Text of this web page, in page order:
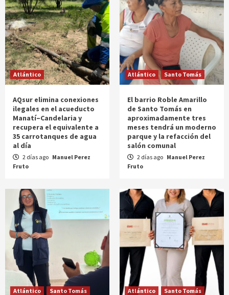
Atlántico
AQsur elimina conexiones
ilegales en el acueducto
Manatí–Candelaria y
recupera el equivalente a
35 carrotanques de agua
al día
2 días ago Manuel Perez
Fruto
Atlántico Santo Tomás
El barrio Roble Amarillo
de Santo Tomás en
aproximadamente tres
meses tendrá un moderno
parque y la refacción del
salón comunal
2 días ago Manuel Perez
Fruto
Atlántico Santo Tomás Atlántico Santo Tomás